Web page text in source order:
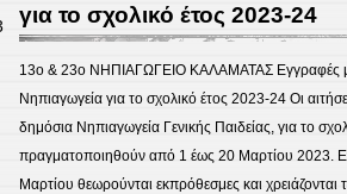
για το σχολικό έτος 2023-24
13ο & 23ο ΝΗΠΙΑΓΩΓΕΙΟ ΚΑΛΑΜΑΤΑΣ Εγγραφές
Νηπιαγωγεία για το σχολικό έτος 2023-24 Οι
δημόσια Νηπιαγωγεία Γενικής Παιδείας, για το
πραγματοποιηθούν από 1 έως 20 Μαρτίου 2023.
Μαρτίου θεωρούνται εκπρόθεσμες και χρειάζονται